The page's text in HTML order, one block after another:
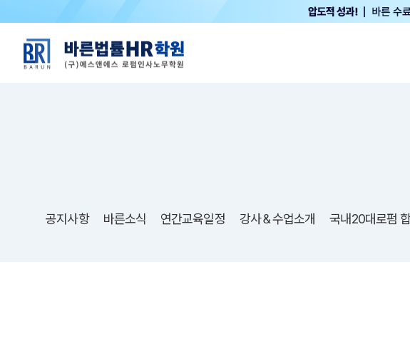
공지사항 바른소식 연간교육일정 강사＆수업소개 국내20대로펌